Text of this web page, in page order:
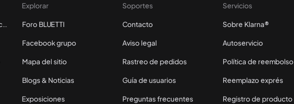
Obtener código de descuento
Explorar
Foro BLUETTI
Facebook grupo
Mapa del sitio
Blogs & Noticias
Exposiciones
Soportes
Contacto
Aviso legal
Rastreo de pedidos
Guía de usuarios
Preguntas frecuentes
Servicios
Sobre Klarna®
Autoservicio
Política de reembolso
Reemplazo exprés
Registro de producto